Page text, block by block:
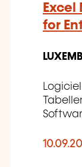
Excel
for